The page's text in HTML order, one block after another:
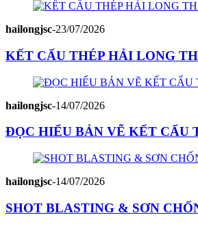
hailongjsc-23/07/2026
KẾT CẤU THÉP HẢI LONG
hailongjsc-14/07/2026
ĐỌC HIỂU BẢN VẼ KẾT CẤU
hailongjsc-14/07/2026
SHOT BLASTING & SƠN